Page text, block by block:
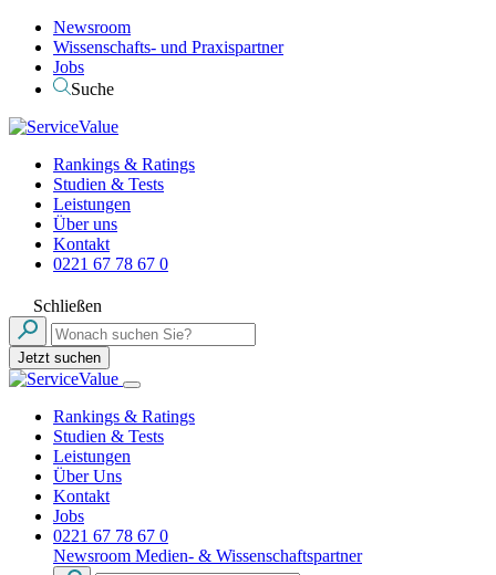
Newsroom
Wissenschafts- und Praxispartner
Jobs
Suche
Rankings & Ratings
Studien & Tests
Leistungen
Über uns
Kontakt
0221 67 78 67 0
Schließen
Jetzt suchen
Rankings & Ratings
Studien & Tests
Leistungen
Über Uns
Kontakt
Jobs
0221 67 78 67 0
Newsroom Medien- & Wissenschaftspartner